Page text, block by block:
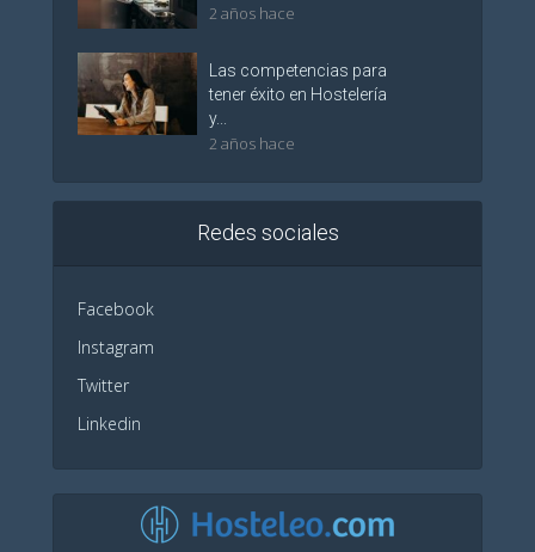
2 años hace
Las competencias para
tener éxito en Hostelería
y...
2 años hace
Redes sociales
Facebook
Instagram
Twitter
Linkedin